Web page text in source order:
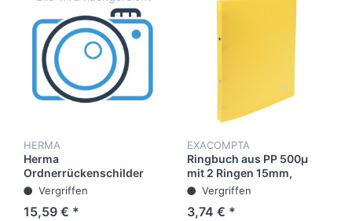
HERMA
Herma
Ordnerrückenschilder
5090, schmal / kurz, 38 x
192 mm, weiß, 175 Stück
Vergriffen
15,59 € *
EXACOMPTA
Ringbuch aus PP 500µ
mit 2 Ringen 15mm,
Rücken 20mm, blickdicht,
für Format DIN A4
Vergriffen
3,74 € *